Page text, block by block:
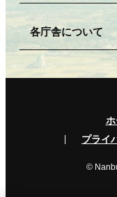
各庁舎について
プライ
©